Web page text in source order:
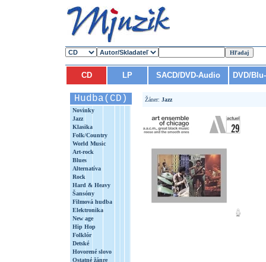
CD LP SACD/DVD-Audio DVD/
Hudba(CD)
Novinky
Jazz
Klasika
Folk/Country
World Music
Art-rock
Blues
Alternatíva
Rock
Hard & Heavy
Šansóny
Filmová hudba
Elektronika
New age
Hip Hop
Folklór
Detské
Hovorené slovo
Ostatné žánre
Žáner: Jazz